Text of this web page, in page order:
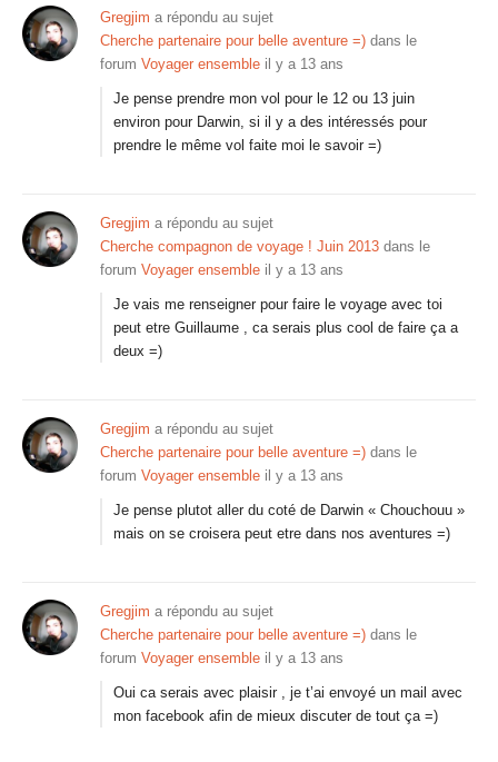
Gregjim a répondu au sujet
Cherche partenaire pour belle aventure =) dans le
forum Voyager ensemble il y a 13 ans
Je pense prendre mon vol pour le 12 ou 13 juin
environ pour Darwin, si il y a des intéressés pour
prendre le même vol faite moi le savoir =)
Gregjim a répondu au sujet
Cherche compagnon de voyage ! Juin 2013 dans le
forum Voyager ensemble il y a 13 ans
Je vais me renseigner pour faire le voyage avec toi
peut etre Guillaume , ca serais plus cool de faire ça a
deux =)
Gregjim a répondu au sujet
Cherche partenaire pour belle aventure =) dans le
forum Voyager ensemble il y a 13 ans
Je pense plutot aller du coté de Darwin « Chouchouu »
mais on se croisera peut etre dans nos aventures =)
Gregjim a répondu au sujet
Cherche partenaire pour belle aventure =) dans le
forum Voyager ensemble il y a 13 ans
Oui ca serais avec plaisir , je t’ai envoyé un mail avec
mon facebook afin de mieux discuter de tout ça =)